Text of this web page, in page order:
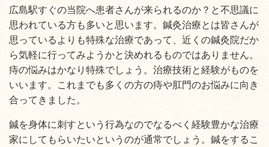
広島駅すぐの当院へ患者さんが来られるのか？と不思議に
思われている方も多いと思います。鍼灸治療とは皆さんが
思っているよりも特殊な治療であって、近くの鍼灸院だか
ら気軽に行ってみようかと決めれるものではありません。
痔の悩みはかなり特殊でしょう。治療技術と経験がものを
いいます。これまでも多くの方の痔や肛門のお悩みに向き
合ってきました。
鍼を身体に刺すという行為なのでなるべく経験豊かな治療
家にしてもらいたいというのが通常でしょう。鍼をするこ